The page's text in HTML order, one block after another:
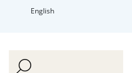
English